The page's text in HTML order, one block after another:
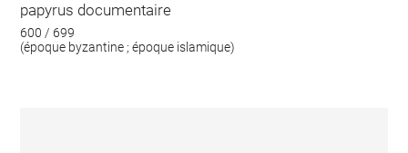
papyrus documentaire
600 / 699
(époque byzantine ; époque islamique)